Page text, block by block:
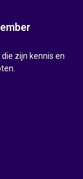
zijn kennis en